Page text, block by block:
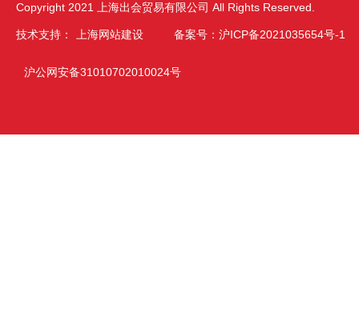
Copyright 2021 上海出会贸易有限公司 All Rights Reserved.
技术支持： 上海网站建设 备案号：沪ICP备2021035654号-1
沪公网安备31010702010024号